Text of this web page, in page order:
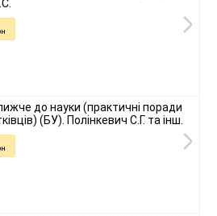
до науки (практичні поради
(БУ). Полінкевич С.Г. та інш.